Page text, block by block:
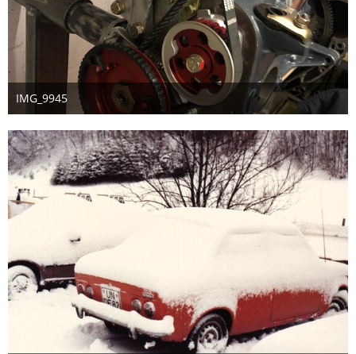
IMG_9945
8. Februar 2026
3